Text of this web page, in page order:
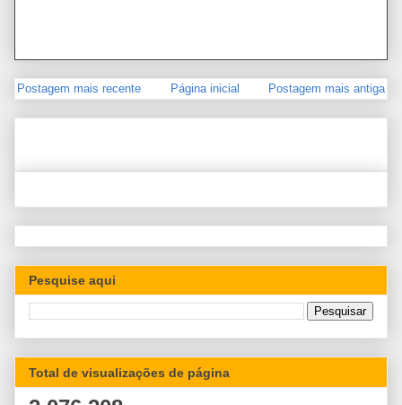
Postagem mais recente Postagem mais antiga
Página inicial
Pesquise aqui
Total de visualizações de página